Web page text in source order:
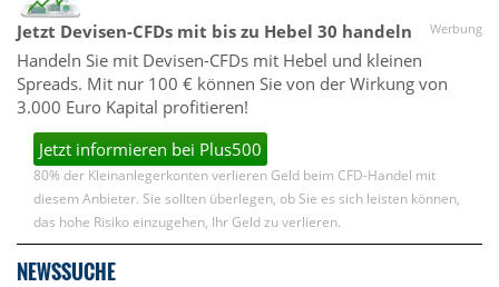
Jetzt Devisen-CFDs mit bis zu Hebel 30 handeln Werbung
Handeln Sie mit Devisen-CFDs mit Hebel und kleinen
Spreads. Mit nur 100 € können Sie von der Wirkung von
3.000 Euro Kapital profitieren!
Jetzt informieren bei Plus500
80% der Kleinanlegerkonten verlieren Geld beim CFD-Handel mit
diesem Anbieter. Sie sollten überlegen, ob Sie es sich leisten können,
das hohe Risiko einzugehen, Ihr Geld zu verlieren.
NEWSSUCHE